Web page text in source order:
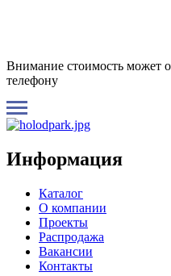
Внимание стоимость может
телефону
Информация
Каталог
О компании
Проекты
Распродажа
Вакансии
Контакты